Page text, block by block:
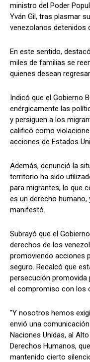
ministro del Poder
Yván Gil, tras plasmar
venezolanos detenidos
En este sentido,
miles de familias se
quienes desean
Indicó que el Gobierno
enérgicamente las
y persiguen a los
calificó como
acciones de Estados
Además, denunció la
territorio ha sido
para migrantes, lo que
es un derecho humano,
manifestó.
Subrayó que el
derechos de los
promoviendo acciones
seguro. Recalcó que
persecución
el compromiso con los
"Y nosotros hemos
envió una
Naciones Unidas, al
Derechos Humanos,
mantenido cierto